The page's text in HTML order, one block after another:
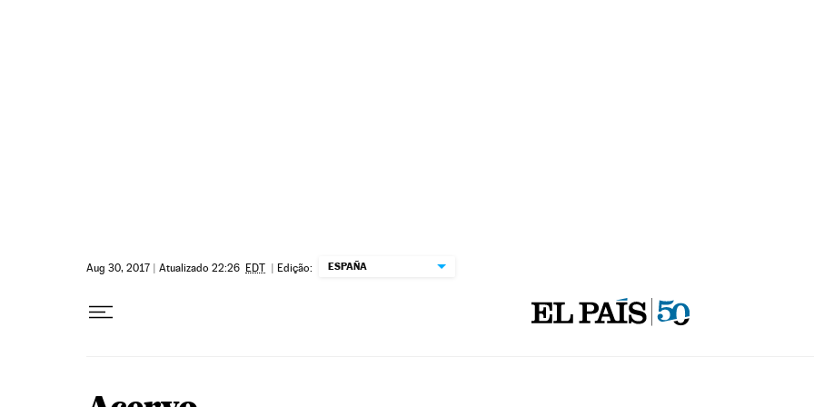
Aug 30, 2017 | Atualizado 22:26 EDT | Edição: ESPAÑA